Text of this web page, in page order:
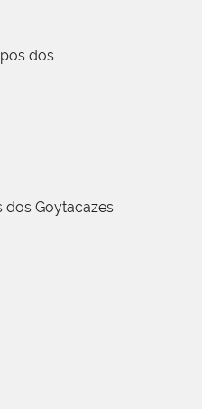
dos
dos Goytacazes